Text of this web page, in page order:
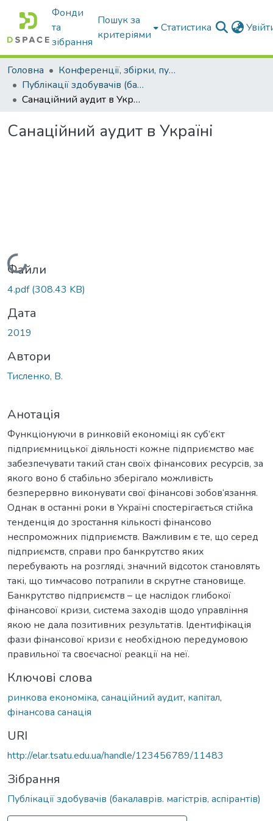
Фонди
та
зібрання
Пошук за
критеріями
Статистика
Головна
Конференції, збірки, публікації молодих вчених і здобувачів : магістрів, бакалаврів, аспірантів.
Публікації здобувачів (бакалаврів. магістрів, аспірантів)
Санаційний аудит в Україні
Санаційний аудит в Україні
Вантажиться...
Файли
4.pdf(308.43 KB)
Дата
2019
Автори
Тисленко, В.
Анотація
Функціонуючи в ринковій економіці як суб’єкт
підприємницької діяльності кожне підприємство має
забезпечувати такий стан своїх фінансових ресурсів, за
якого воно б стабільно зберігало можливість
безперервно виконувати свої фінансові зобов‘язання.
Однак в останні роки в Україні спостерігається стійка
тенденція до зростання кількості фінансово
неспроможних підприємств. Важливим є те, що серед
підприємств, справи про банкрутство яких
перебувають на розгляді, значний відсоток становлять
такі, що тимчасово потрапили в скрутне становище.
Банкрутство підприємств – це наслідок глибокої
фінансової кризи, система заходів щодо управління
якою не дала позитивних результатів. Ідентифікація
фази фінансової кризи є необхідною передумовою
правильної та своєчасної реакції на неї.
Ключові слова
ринкова економіка, санаційний аудит, капітал,
фінансова санація
URI
http://elar.tsatu.edu.ua/handle/123456789/11483
Зібрання
Публікації здобувачів (бакалаврів. магістрів, аспірантів)